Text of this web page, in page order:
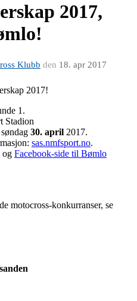
2017,
Klubb den 18. apr 2017
2017!
1.
Stadion
30. april 2017.
sas.nmfsport.no.
og Facebook-side til Bømlo
motocross-konkurranser, se